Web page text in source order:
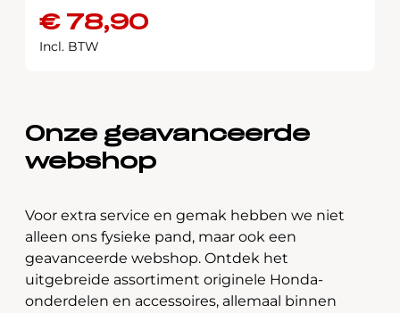
€78,90
Incl. BTW
Onze geavanceerde
webshop
Voor extra service en gemak hebben we niet
alleen ons fysieke pand, maar ook een
geavanceerde webshop. Ontdek het
uitgebreide assortiment originele Honda-
onderdelen en accessoires, allemaal binnen